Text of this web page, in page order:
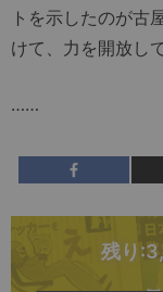
トを示したのが古
けて、力を開放し
……
残り